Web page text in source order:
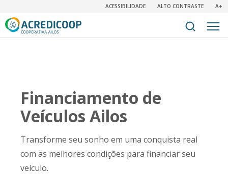
ACESSIBILIDADE ALTO CONTRASTE A+
Financiamento de
Veículos Ailos
Transforme seu sonho em uma conquista real
com as melhores condições para financiar seu
veículo.